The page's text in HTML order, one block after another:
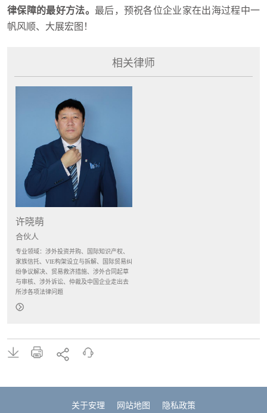
律保障的最好方法。 最后，预祝各位企业家在出海过程中一
帆风顺、大展宏图！
相关律师
许晓萌
合伙人
专业领域：涉外投资并购、国际知识产权、
家族信托、VIE构架设⽴与拆解、国际贸易纠
纷争议解决、贸易救济措施、涉外合同起草
与审核、涉外诉讼、仲裁及中国企业⾛出去
所涉各项法律问题
关于安理 网站地图 隐私政策